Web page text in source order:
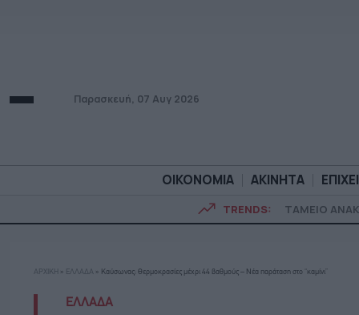
Παρασκευή, 07 Αυγ 2026
ΟΙΚΟΝΟΜΙΑ ΑΚΙΝΗΤΑ
TRENDS: ΤΑΜΕΙΟ
ΟΙΚΟΝΟΜΙΑ ΑΚΙΝΗΤΑ
ΑΡΧΙΚΗ » ΕΛΛΑΔΑ » Καύσωνας: Θερμοκρασίες μέχρι 44 βαθμούς – Νέα παράταση στο “καμίνι”
ΕΛΛΑΔΑ